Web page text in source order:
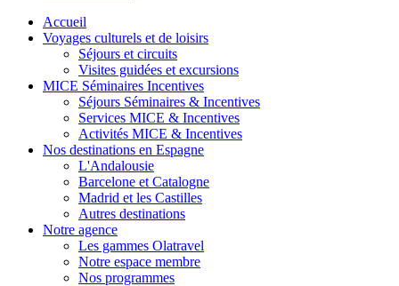
Accueil
Voyages culturels et de loisirs
Séjours et circuits
Visites guidées et excursions
MICE Séminaires Incentives
Séjours Séminaires & Incentives
Services MICE & Incentives
Activités MICE & Incentives
Nos destinations en Espagne
L'Andalousie
Barcelone et Catalogne
Madrid et les Castilles
Autres destinations
Notre agence
Les gammes Olatravel
Notre espace membre
Nos programmes